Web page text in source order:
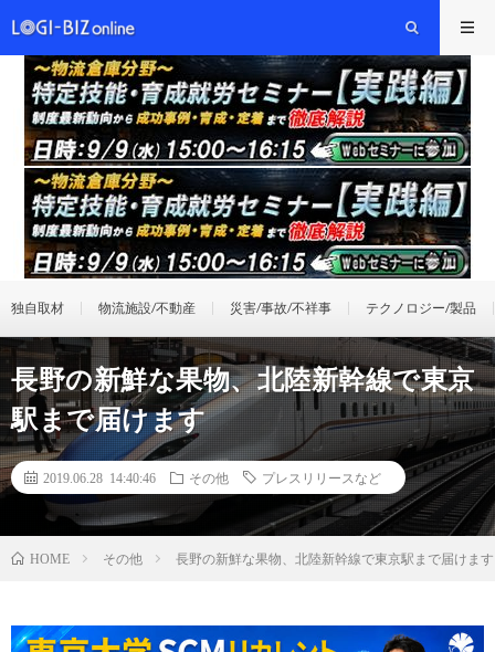
独自取材 物流施設/不動産 災害/事故/不祥事 テクノロジー/製品
長野の新鮮な果物、北陸新幹線で東京
駅まで届けます
2019.06.28 14:40:46 その他 プレスリリースなど
HOME その他 長野の新鮮な果物、北陸新幹線で東京駅まで届けます